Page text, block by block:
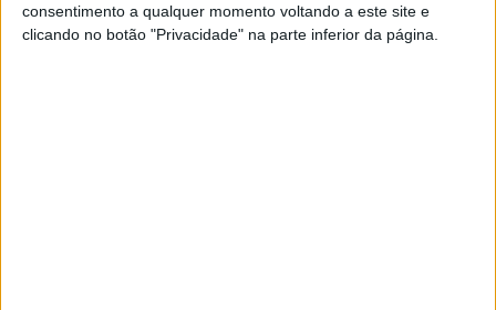
consentimento a qualquer momento voltando a este site e
clicando no botão "Privacidade" na parte inferior da página.